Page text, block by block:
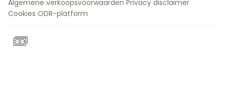
Algemene verkoopsvoorwaarden Privacy disclaimer
Cookies ODR-platform